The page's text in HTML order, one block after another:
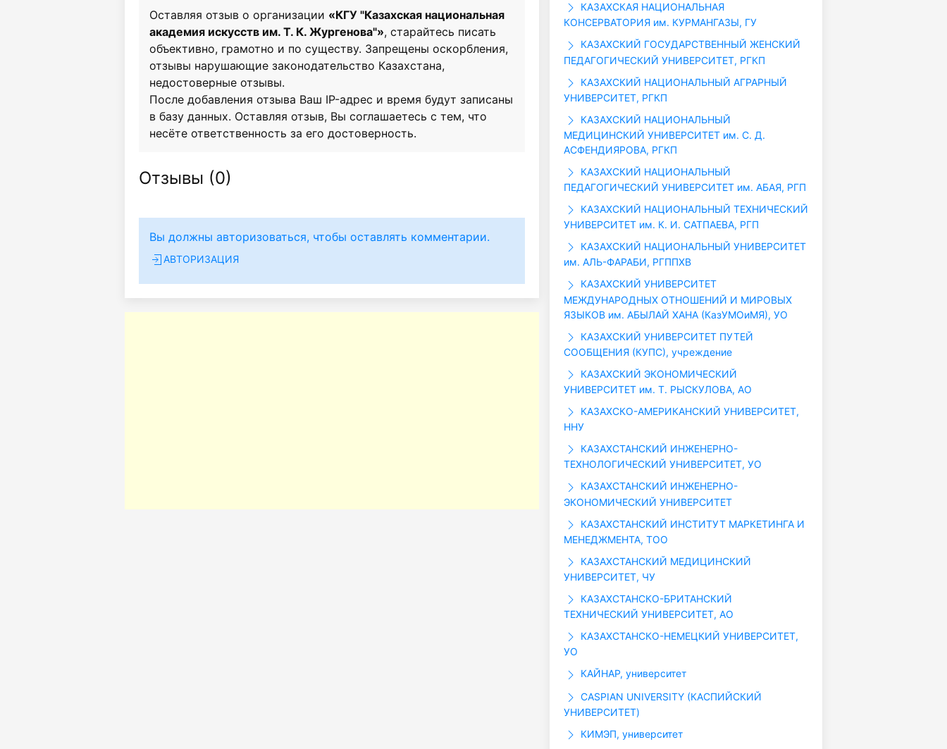
Оставляя отзыв о организации «КГУ "Казахская национальная
академия искусств им. Т. К. Жургенова"», старайтесь писать
объективно, грамотно и по существу. Запрещены оскорбления,
отзывы нарушающие законодательство Казахстана,
недостоверные отзывы.
После добавления отзыва Ваш IP-адрес и время будут записаны
в базу данных. Оставляя отзыв, Вы соглашаетесь с тем, что
несёте ответственность за его достоверность.
Отзывы (0)
Вы должны авторизоваться, чтобы оставлять комментарии.
АВТОРИЗАЦИЯ
КАЗАХСКАЯ НАЦИОНАЛЬНАЯ
КОНСЕРВАТОРИЯ им. КУРМАНГАЗЫ, ГУ
КАЗАХСКИЙ ГОСУДАРСТВЕННЫЙ ЖЕНСКИЙ
ПЕДАГОГИЧЕСКИЙ УНИВЕРСИТЕТ, РГКП
КАЗАХСКИЙ НАЦИОНАЛЬНЫЙ АГРАРНЫЙ
УНИВЕРСИТЕТ, РГКП
КАЗАХСКИЙ НАЦИОНАЛЬНЫЙ
МЕДИЦИНСКИЙ УНИВЕРСИТЕТ им. С. Д.
АСФЕНДИЯРОВА, РГКП
КАЗАХСКИЙ НАЦИОНАЛЬНЫЙ
ПЕДАГОГИЧЕСКИЙ УНИВЕРСИТЕТ им. АБАЯ, РГП
КАЗАХСКИЙ НАЦИОНАЛЬНЫЙ ТЕХНИЧЕСКИЙ
УНИВЕРСИТЕТ им. К. И. САТПАЕВА, РГП
КАЗАХСКИЙ НАЦИОНАЛЬНЫЙ УНИВЕРСИТЕТ
им. АЛЬ-ФАРАБИ, РГППХВ
КАЗАХСКИЙ УНИВЕРСИТЕТ
МЕЖДУНАРОДНЫХ ОТНОШЕНИЙ И МИРОВЫХ
ЯЗЫКОВ им. АБЫЛАЙ ХАНА (КазУМОиМЯ), УО
КАЗАХСКИЙ УНИВЕРСИТЕТ ПУТЕЙ
СООБЩЕНИЯ (КУПС), учреждение
КАЗАХСКИЙ ЭКОНОМИЧЕСКИЙ
УНИВЕРСИТЕТ им. Т. РЫСКУЛОВА, АО
КАЗАХСКО-АМЕРИКАНСКИЙ УНИВЕРСИТЕТ,
ННУ
КАЗАХСТАНСКИЙ ИНЖЕНЕРНО-
ТЕХНОЛОГИЧЕСКИЙ УНИВЕРСИТЕТ, УО
КАЗАХСТАНСКИЙ ИНЖЕНЕРНО-
ЭКОНОМИЧЕСКИЙ УНИВЕРСИТЕТ
КАЗАХСТАНСКИЙ ИНСТИТУТ МАРКЕТИНГА И
МЕНЕДЖМЕНТА, ТОО
КАЗАХСТАНСКИЙ МЕДИЦИНСКИЙ
УНИВЕРСИТЕТ, ЧУ
КАЗАХСТАНСКО-БРИТАНСКИЙ
ТЕХНИЧЕСКИЙ УНИВЕРСИТЕТ, АО
КАЗАХСТАНСКО-НЕМЕЦКИЙ УНИВЕРСИТЕТ,
УО
КАЙНАР, университет
CASPIAN UNIVERSITY (КАСПИЙСКИЙ
УНИВЕРСИТЕТ)
КИМЭП, университет